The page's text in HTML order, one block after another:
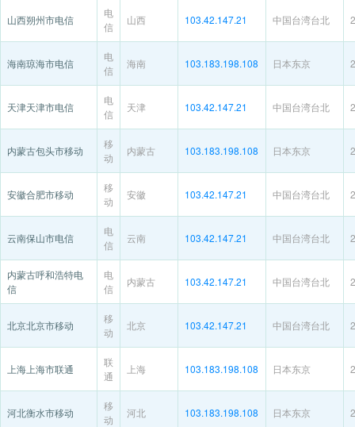
山西朔州市电信
电
信
山西 103.42.147.21 中国台湾台北
海南琼海市电信
电
信
海南 103.183.198.108 日本东京
天津天津市电信
电
信
天津 103.42.147.21 中国台湾台北
内蒙古包头市移动
移
动
内蒙古 103.183.198.108 日本东京
安徽合肥市移动
移
动
安徽 103.42.147.21 中国台湾台北
云南保山市电信
电
信
云南 103.42.147.21 中国台湾台北
内蒙古呼和浩特电
信
电
信
内蒙古 103.42.147.21 中国台湾台北
北京北京市移动
移
动
北京 103.42.147.21 中国台湾台北
上海上海市联通
联
通
上海 103.183.198.108 日本东京
河北衡水市移动
移
动
河北 103.183.198.108 日本东京